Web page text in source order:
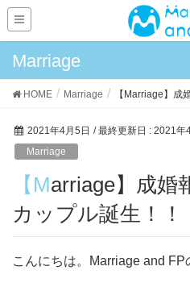
Marriage
HOME Marriage 【Marriage】成
2021年4月5日 / 最終更新日 : 2021年
Marriage
【Marriage】成婚報告 第9号成婚
カップル誕生！！
こんにちは。Marriage and FP